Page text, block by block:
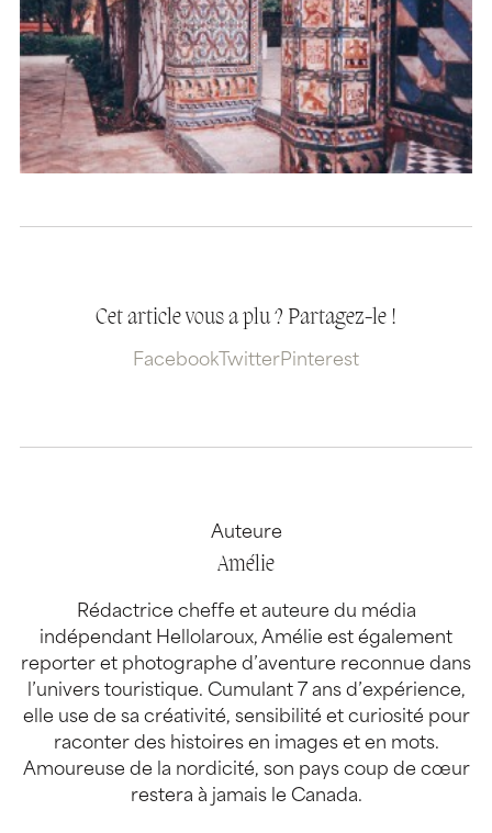
Cet article vous a plu ? Partagez-le !
Facebook TwitterPinterest
Auteure
Amélie
Rédactrice cheffe et auteure du média
indépendant Hellolaroux, Amélie est également
reporter et photographe d’aventure reconnue dans
l’univers touristique. Cumulant 7 ans d’expérience,
elle use de sa créativité, sensibilité et curiosité pour
raconter des histoires en images et en mots.
Amoureuse de la nordicité, son pays coup de cœur
restera à jamais le Canada.